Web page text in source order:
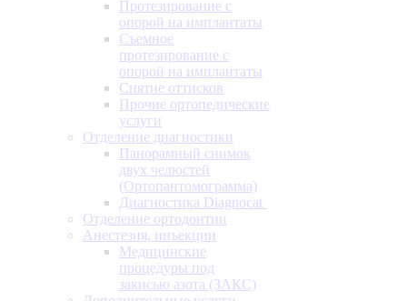
Протезирование с
опорой на имплантаты
Съемное
протезирование с
опорой на имплантаты
Снятие оттисков
Прочие ортопедические
услуги
Отделение диагностики
Панорамный снимок
двух челюстей
(Ортопантомограмма)
Диагностика Diagnocat
Отделение ортодонтии
Анестезия, инъекции
Медицинские
процедуры под
закисью азота (ЗАКС)